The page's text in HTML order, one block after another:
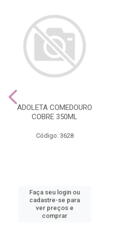
ADOLETA COMEDOURO
COBRE 350ML
Código: 3628
Faça seu login ou
cadastre-se para
ver preços e
comprar